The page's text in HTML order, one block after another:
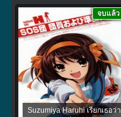
Suzumiya Haruhi เรียกเธอว่า
จบแล้ว